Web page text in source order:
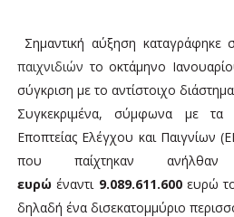
Σημαντική αύξηση καταγράφηκε
παιχνιδιών το οκτάμηνο
σύγκριση με το αντίστοιχο
Συγκεκριμένα, σύμφωνα με τα
Εποπτείας Ελέγχου και Παιγνίων
που παίχτηκαν
ευρώ έναντι 9.089.611.600ευρώ
δηλαδή ένα δισεκατομμύριο